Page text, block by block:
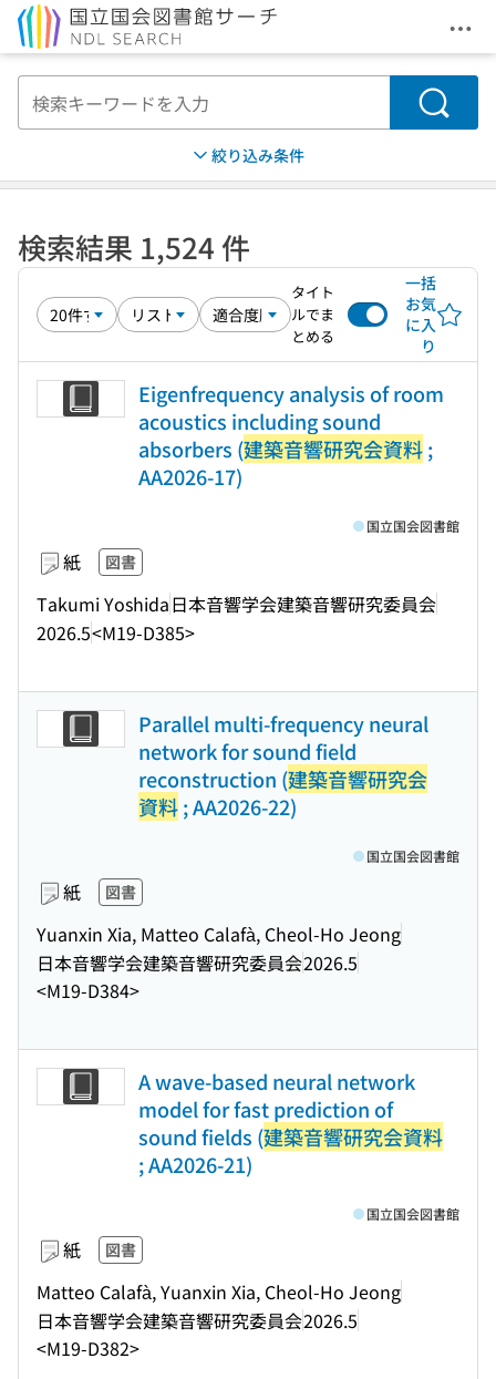
メ
検索
絞り込み条件
検索結果 1,524 件
タイト
ルでま
とめる
一括
お気
に入
り
Eigenfrequency analysis of room
acoustics including sound
absorbers (建築音響研究会資料;
AA2026-17)
紙 図書
Takumi Yoshida日本音響学会建築音響研究委員会
2026.5<M19-D385>
国立国会図書館
Parallel multi-frequency neural
network for sound field
reconstruction (建築音響研究会
資料; AA2026-22)
紙 図書
Yuanxin Xia, Matteo Calafà, Cheol-Ho Jeong
日本音響学会建築音響研究委員会2026.5
<M19-D384>
国立国会図書館
A wave-based neural network
model for fast prediction of
sound fields (建築音響研究会資料
; AA2026-21)
紙 図書
Matteo Calafà, Yuanxin Xia, Cheol-Ho Jeong
日本音響学会建築音響研究委員会2026.5
<M19-D382>
国立国会図書館